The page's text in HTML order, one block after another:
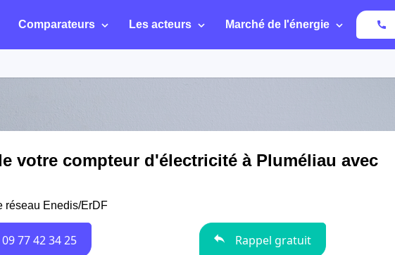
Comparateurs Les acteurs Marché de l'énergie